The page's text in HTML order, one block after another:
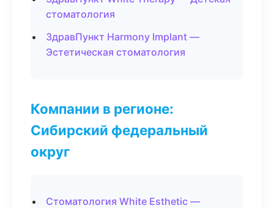
стоматология
ЗдравПункт Harmony Implant —
Эстетическая стоматология
Компании в регионе:
Сибирский федеральный
округ
Стоматология White Esthetic —